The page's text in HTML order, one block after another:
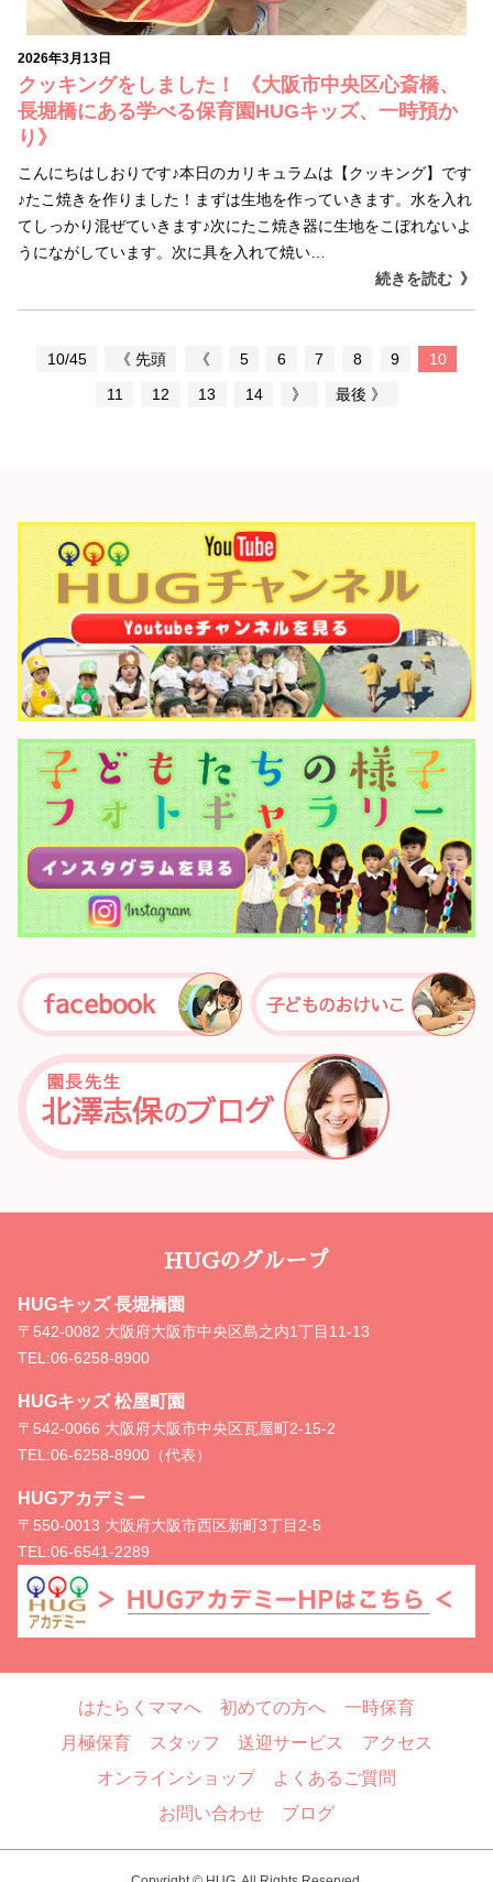
2026年3月13日
クッキングをしました！ 《大阪市中央区心斎橋、
長堀橋にある学べる保育園HUGキッズ、一時預か
り》
こんにちはしおりです♪本日のカリキュラムは【クッキング】です
♪たこ焼きを作りました！まずは生地を作っていきます。水を入れ
てしっかり混ぜていきます♪次にたこ焼き器に生地をこぼれないよ
うにながしています。次に具を入れて焼い…
続きを読む
10/45 《 先頭 《 5 6 7 8 9
10
11
12 13 14 》 最後 》
HUGのグループ
HUGキッズ 長堀橋園
〒542-0082 大阪府大阪市中央区島之内1丁目11-13
TEL:06-6258-8900
HUGキッズ 松屋町園
〒542-0066 大阪府大阪市中央区瓦屋町2-15-2
TEL:06-6258-8900（代表）
HUGアカデミー
〒550-0013 大阪府大阪市西区新町3丁目2-5
TEL:06-6541-2289
はたらくママへ 初めての方へ
一時保育
月極保育
スタッフ 送迎サービス
アクセス
オンラインショップ
よくあるご質問
お問い合わせ
ブログ